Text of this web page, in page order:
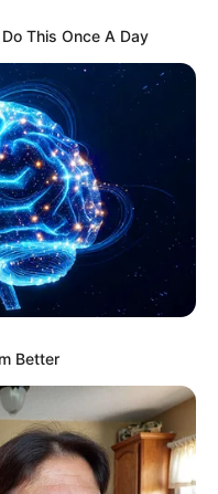
This Once A Day
Better